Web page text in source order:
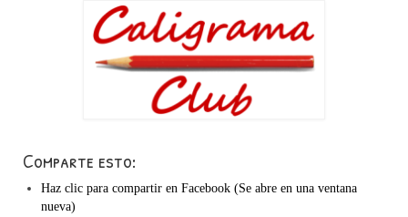
Comparte esto:
Haz clic para compartir en Facebook (Se abre en una ventana
nueva)